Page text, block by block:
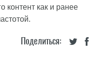
контент как и ранее
Поделиться: